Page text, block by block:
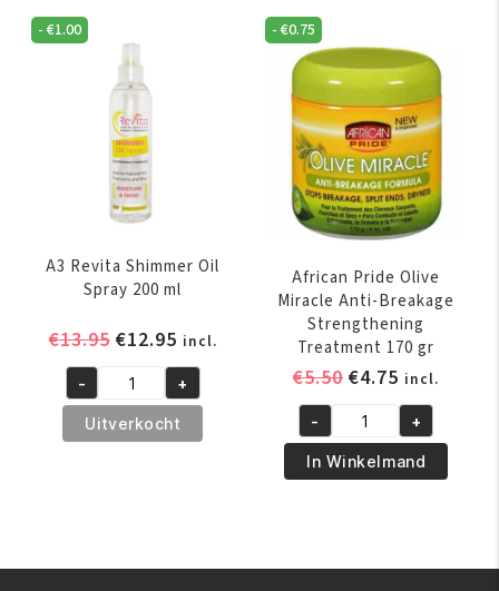
Deep
Conditioning
Shampoo
aantal
Anti-
Breakage
Braid
Sheen
Spray
355
ml
aantal
-€1.00
A3 Revita Shimmer Oil
Spray 200 ml
€13.95 Oorspronkelijke
was:
€13.95.
€12.95Huidige
prijs
is:
€12.95.
incl.
A3
Revita
Shimmer
- +
Uitverkocht
-€0.75
African Pride Olive
Miracle Anti-Breakage
Strengthening
Treatment 170 gr
€5.50
was:
€5.50.
€4.75 Huidige
prijs
is:
€4.75.
incl.
African
Pride
Olive
Breakage
- +
In Winkelmand